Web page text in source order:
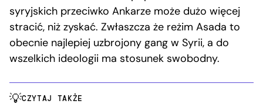
syryjskich przeciwko Ankarze może dużo więcej
stracić, niż zyskać. Zwłaszcza że reżim Asada to
obecnie najlepiej uzbrojony gang w Syrii, a do
wszelkich ideologii ma stosunek swobodny.
CZYTAJ TAKŻE